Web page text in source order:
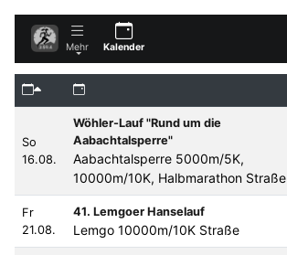
Mehr Kalender
So
16.08.
Wöhler-Lauf "Rund um die
Aabachtalsperre"
Aabachtalsperre 5000m/5K,
10000m/10K, Halbmarathon Straße
Fr
21.08.
41. Lemgoer Hanselauf
Lemgo 10000m/10K Straße